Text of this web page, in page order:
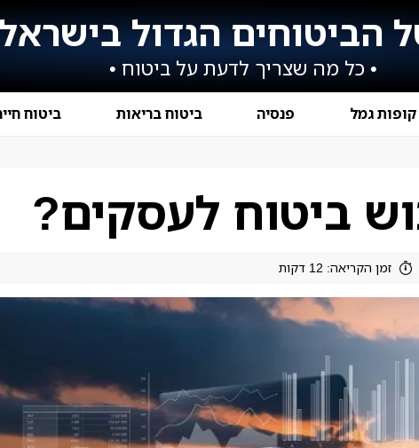
הביטוחים הגדול
• כל מה שצריך לדעת על ביטוח •
קופות גמל פנסיה ביטוח בריאות ביטוח
ביטוח לעסקים?
זמן הקריאה: 12 דקות